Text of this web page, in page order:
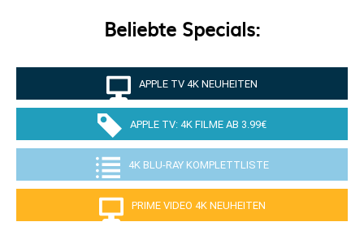
Beliebte Specials:
APPLE TV 4K NEUHEITEN
APPLE TV: 4K FILME AB 3.99€
4K BLU-RAY KOMPLETTLISTE
PRIME VIDEO 4K NEUHEITEN